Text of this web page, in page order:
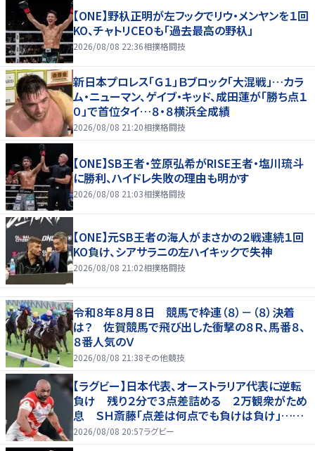
【ONE】野杁正明が左フックでリウ・メンヤンを１回
KO、チャトリCEOも「過去最高の野杁」
2026/08/08 22:36相撲格闘技
新日本プロレス「Ｇ１」Ｂブロック「大混戦」…カラ
ム・ニューマン、ゲイブ・キッド、成田蓮が「勝ち点１
０」で首位タイ…８・８横浜全成績
2026/08/08 21:20相撲格闘技
【ONE】SB王者・笠原弘希がRISE王者・塩川琉斗
に勝利、ハイドレ失敗の理由も明かす
2026/08/08 21:03相撲格闘技
【ONE】元SB王者の海人がまさかの２戦連続１回
KO負け、シアサラニの左ハイキックで失神
2026/08/08 21:02相撲格闘技
令和８年８月８日 競馬で枠連（８）－（８）決着
は？ 佐賀競馬で飛び出した衝撃の８Ｒ、馬番８、
８番人気のＶ
2026/08/08 21:38その他競技
【ラグビー】日本代表、オーストラリア代表に逆転
負け 残り２分で３点差詰める ２万観衆がため
息 ＳＨ斎藤「点差は何点でも負けは負け」…前
半にＳＯ伊藤龍が先制トライ、３２ー３５で惜敗
2026/08/08 20:57ラグビー